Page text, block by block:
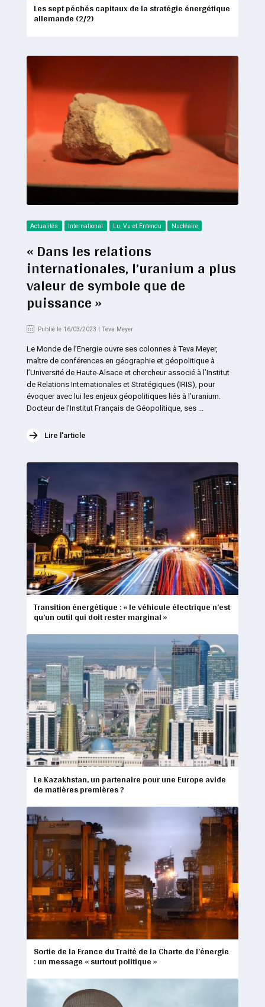
Les sept péchés capitaux de la stratégie énergétique
allemande (2/2)
Actualités International Lu, Vu et Entendu Nucléaire
« Dans les relations
internationales, l’uranium a plus
valeur de symbole que de
puissance »
Publié le 16/03/2023 | Teva Meyer
Le Monde de l’Energie ouvre ses colonnes à Teva Meyer,
maître de conférences en géographie et géopolitique à
l’Université de Haute-Alsace et chercheur associé à l’Institut
de Relations Internationales et Stratégiques (IRIS), pour
évoquer avec lui les enjeux géopolitiques liés à l’uranium.
Docteur de l’Institut Français de Géopolitique, ses ...
Lire l'article
Transition énergétique : « le véhicule électrique n’est
qu’un outil qui doit rester marginal »
Le Kazakhstan, un partenaire pour une Europe avide
de matières premières ?
Sortie de la France du Traité de la Charte de l’énergie
: un message « surtout politique »